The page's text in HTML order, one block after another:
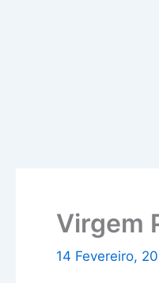
Virgem
14 Fevereiro,